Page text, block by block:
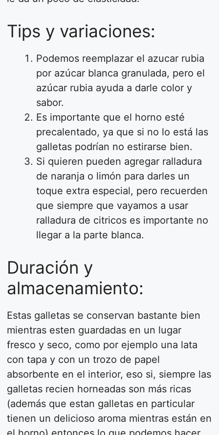
Tips y variaciones:
Podemos reemplazar el azucar rubia
por azúcar blanca granulada, pero el
azúcar rubia ayuda a darle color y
sabor.
Es importante que el horno esté
precalentado, ya que si no lo está las
galletas podrían no estirarse bien.
Si quieren pueden agregar ralladura
de naranja o limón para darles un
toque extra especial, pero recuerden
que siempre que vayamos a usar
ralladura de citricos es importante no
llegar a la parte blanca.
Duración y
almacenamiento:
Estas galletas se conservan bastante bien
mientras esten guardadas en un lugar
fresco y seco, como por ejemplo una lata
con tapa y con un trozo de papel
absorbente en el interior, eso si, siempre las
galletas recien horneadas son más ricas
(además que estan galletas en particular
tienen un delicioso aroma mientras están en